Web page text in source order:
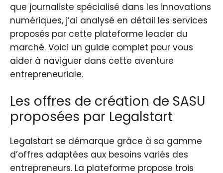
que journaliste spécialisé dans les innovations
numériques, j’ai analysé en détail les services
proposés par cette plateforme leader du
marché. Voici un guide complet pour vous
aider à naviguer dans cette aventure
entrepreneuriale.
Les offres de création de SASU
proposées par Legalstart
Legalstart se démarque grâce à sa gamme
d’offres adaptées aux besoins variés des
entrepreneurs. La plateforme propose trois